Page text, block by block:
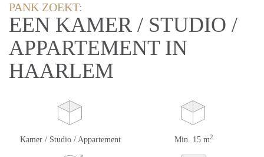
PANK ZOEKT:
EEN KAMER / STUDIO /
APPARTEMENT IN
HAARLEM
Kamer / Studio / Appartement Min. 15 m2